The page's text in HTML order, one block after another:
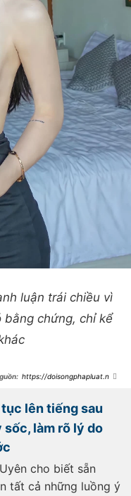
luận trái chiều vì
bằng chứng, chỉ kể
https://doisongphapluat.ngu
bi-soan-ngoi-day-la-cau-tra-loi-
my-tam-a540124.html
lên tiếng sau
làm rõ lý do
cho biết sẵn
tất cả những luồng ý